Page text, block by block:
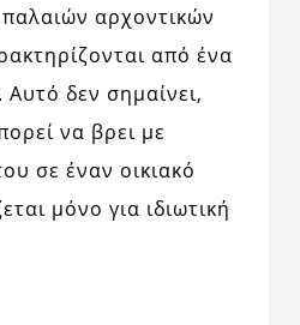
αρχοντικών
από ένα
Αυτό δεν σημαίνει,
να βρει με
σε έναν οικιακό
μόνο για ιδιωτική